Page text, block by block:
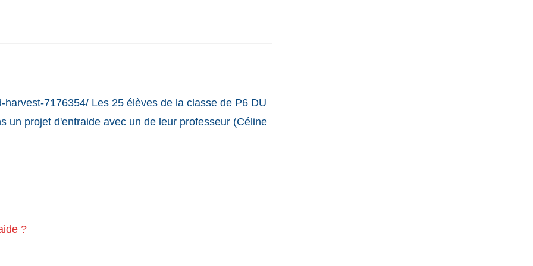
7176354/ Les 25 élèves de la classe de P6 DU
un projet d'entraide avec un de leur professeur (Céline